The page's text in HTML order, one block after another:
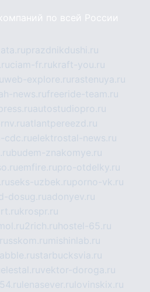
по всей России
prazdnikdushi.ru
ciam-fr.rukraft-you.ru
web-explore.ru rastenuya.ru
news.rufreeride-team.ru
autostudiopro.ru
atlantpereezd.ru
cdc.ruelektrostal-news.ru
budem-znakomye.ru
emfire.rupro-otdelky.ru
seks-uzbek.ruporno-vk.ru
dosug.ruadonyev.ru
krospr.ru
2rich.ru hostel-65.ru
mishinlab.ru
starbucksvia.ru
elestal.ruvektor-doroga.ru
lenasever.ru lovinskix.ru